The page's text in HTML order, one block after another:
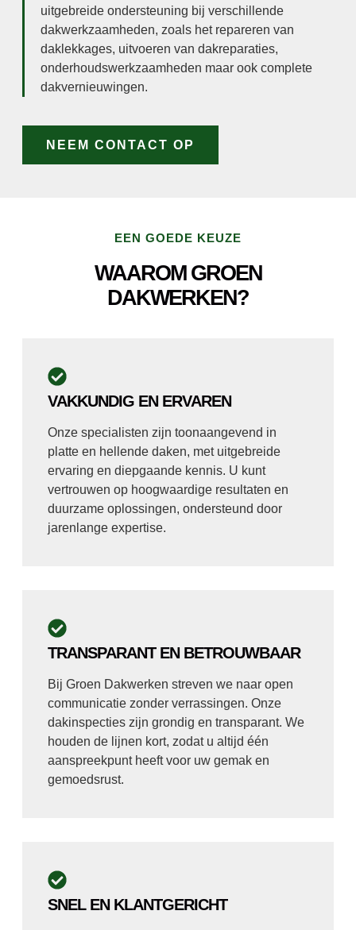
uitgebreide ondersteuning bij verschillende
dakwerkzaamheden, zoals het repareren van
daklekkages, uitvoeren van dakreparaties,
onderhoudswerkzaamheden maar ook complete
dakvernieuwingen.
NEEM CONTACT OP
EEN GOEDE KEUZE
WAAROM GROEN
DAKWERKEN?
VAKKUNDIG EN ERVAREN
Onze specialisten zijn toonaangevend in
platte en hellende daken, met uitgebreide
ervaring en diepgaande kennis. U kunt
vertrouwen op hoogwaardige resultaten en
duurzame oplossingen, ondersteund door
jarenlange expertise.
TRANSPARANT EN BETROUWBAAR
Bij Groen Dakwerken streven we naar open
communicatie zonder verrassingen. Onze
dakinspecties zijn grondig en transparant. We
houden de lijnen kort, zodat u altijd één
aanspreekpunt heeft voor uw gemak en
gemoedsrust.
SNEL EN KLANTGERICHT